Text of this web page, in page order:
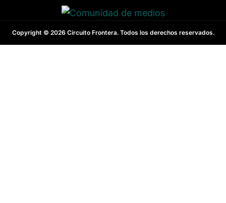
Copyright © 2026 Circuito Frontera. Todos los derechos reservados.